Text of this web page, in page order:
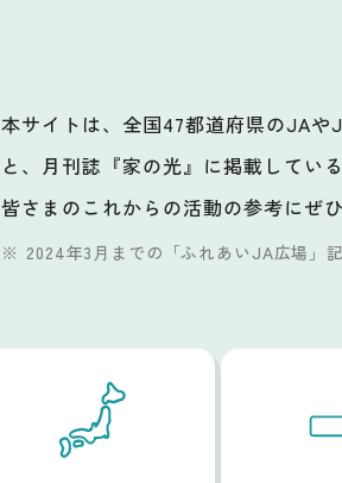
本サイトは、全国47都道府県のJA
と、月刊誌『家の光』に掲載してい
皆さまのこれからの活動の参考にぜ
2024年3月までの「ふれあいJA広場」記